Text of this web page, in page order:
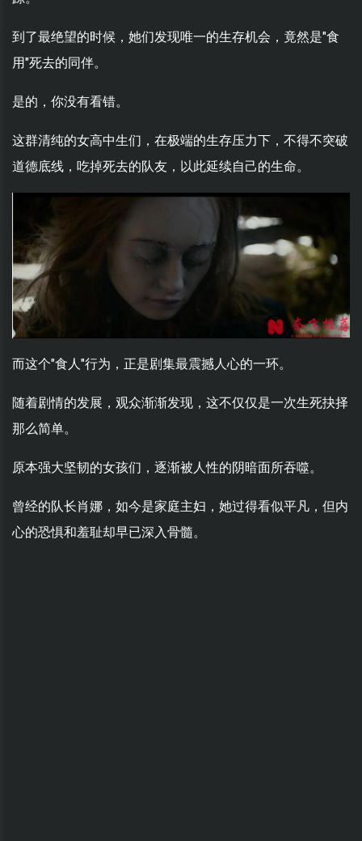
到了最绝望的时候，她们发现唯一的生存机会，竟然是"食
用"死去的同伴。
是的，你没有看错。
这群清纯的女高中生们，在极端的生存压力下，不得不突破
道德底线，吃掉死去的队友，以此延续自己的生命。
而这个"食人"行为，正是剧集最震撼人心的一环。
随着剧情的发展，观众渐渐发现，这不仅仅是一次生死抉择
那么简单。
原本强大坚韧的女孩们，逐渐被人性的阴暗面所吞噬。
曾经的队长肖娜，如今是家庭主妇，她过得看似平凡，但内
心的恐惧和羞耻却早已深入骨髓。